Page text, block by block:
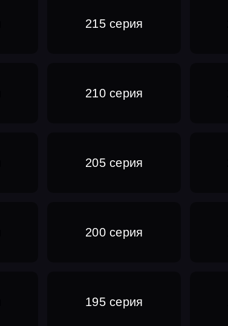
215 серия
210 серия
205 серия
200 серия
195 серия